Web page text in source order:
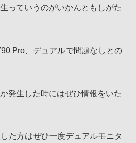
っていうのがいかんともしがた
Pro、デュアルで問題なしとの
発生した時にはぜひ情報をいた
た方はぜひ一度デュアルモニタ